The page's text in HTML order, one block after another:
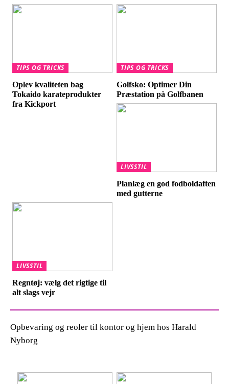
TIPS OG TRICKS
Oplev kvaliteten bag
Tokaido karateprodukter
fra Kickport
TIPS OG TRICKS
Golfsko: Optimer Din
Præstation på Golfbanen
LIVSSTIL
Planlæg en god fodboldaften
med gutterne
LIVSSTIL
Regntøj: vælg det rigtige til
alt slags vejr
Opbevaring og reoler til kontor og hjem hos Harald
Nyborg